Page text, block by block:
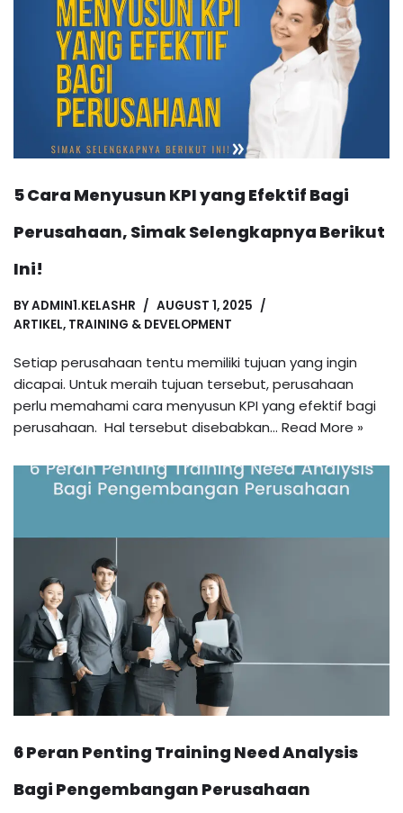
5 Cara Menyusun KPI yang Efektif Bagi
Perusahaan, Simak Selengkapnya Berikut
Ini!
BYADMIN1.KELASHR
AUGUST 1, 2025
ARTIKEL, TRAINING & DEVELOPMENT
Setiap perusahaan tentu memiliki tujuan yang ingin
dicapai. Untuk meraih tujuan tersebut, perusahaan
perlu memahami cara menyusun KPI yang efektif bagi
perusahaan. Hal tersebut disebabkan… Read More »
6 Peran Penting Training Need Analysis
Bagi Pengembangan Perusahaan